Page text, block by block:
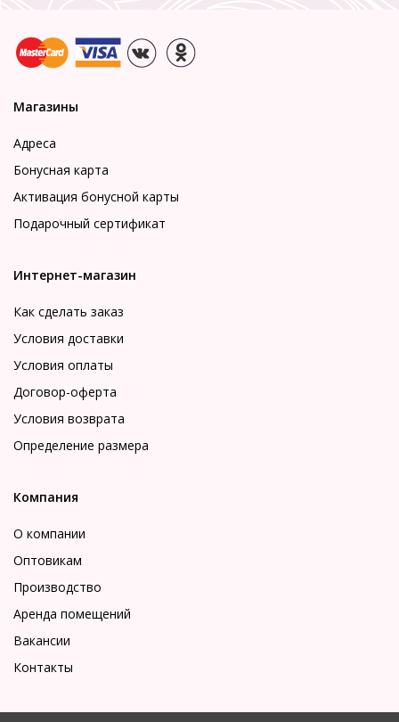
Магазины
Адреса
Бонусная карта
Активация бонусной карты
Подарочный сертификат
Интернет-магазин
Как сделать заказ
Условия доставки
Условия оплаты
Договор-оферта
Условия возврата
Определение размера
Компания
О компании
Оптовикам
Производство
Аренда помещений
Вакансии
Контакты